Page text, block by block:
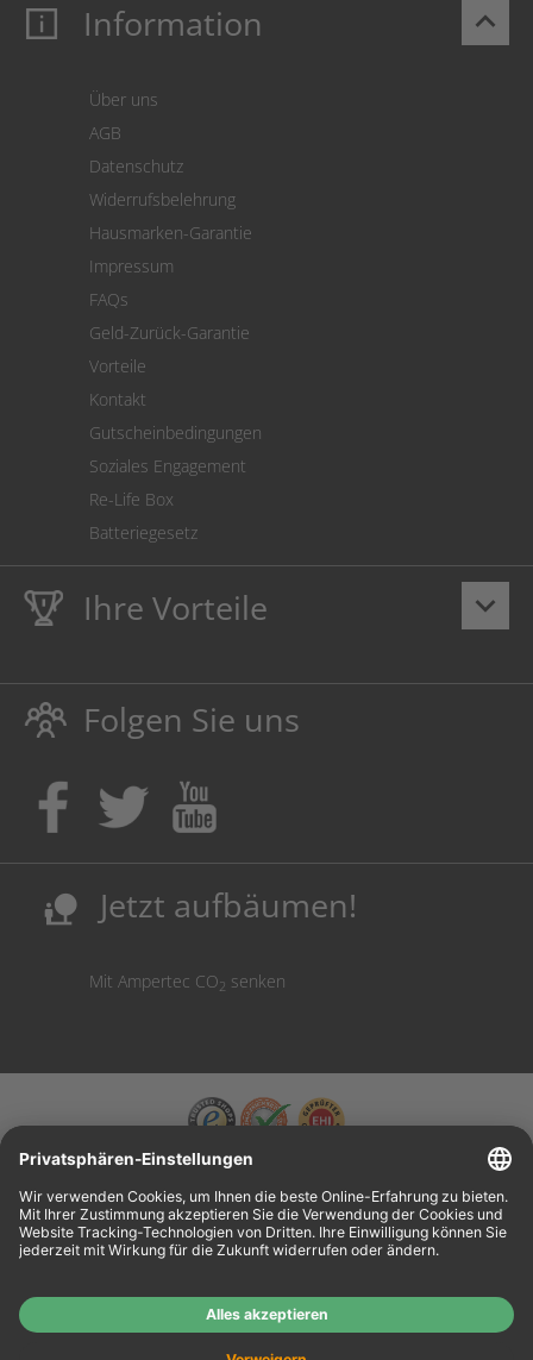
Mein Konto
Cookie Einstellungen
keyboard_arrow_up
Information
Über uns
AGB
Datenschutz
Widerrufsbelehrung
Hausmarken-Garantie
Impressum
FAQs
Geld-Zurück-Garantie
Vorteile
Kontakt
Gutscheinbedingungen
Soziales Engagement
Re-Life Box
Batteriegesetz
keyboard_arrow_down
Ihre Vorteile
LebenslangeHausmarke Garantieauf Toner und Tinte
schützt auch Ihren Drucker.
Umweltfreundlich dadurch Abfallvermeidung.
Kaufen Sie Tinte & Toner ruhig da, wo Ihre Kinder einen
Ausbildungsplatz bekommen!
Kosten senken, Ressourcen schonen.
Folgen Sie uns
nature_people Jetzt aufbäumen!
Mit Ampertec CO2 senken